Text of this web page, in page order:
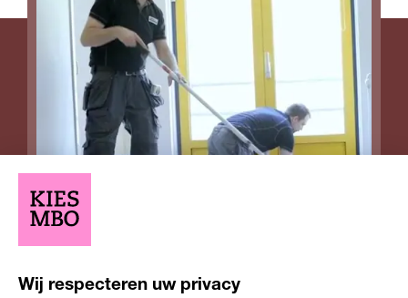
niveau
Niveau 3
duur
2-3 jaar
Wij respecteren uw privacy